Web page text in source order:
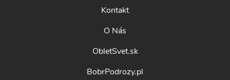
Kontakt
O Nás
ObletSvet.sk
BobrPodrozy.pl